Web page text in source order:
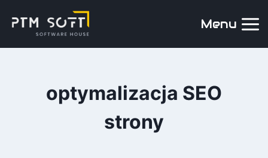
Menu
optymalizacja SEO
strony